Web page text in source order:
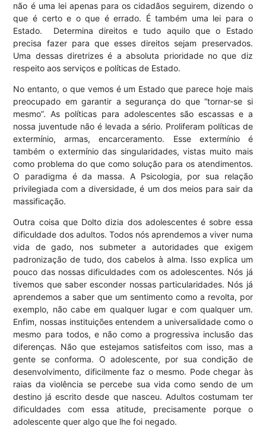
não é uma lei apenas para os cidadãos seguirem, dizendo o
que é certo e o que é errado. É também uma lei para o
Estado. Determina direitos e tudo aquilo que o Estado
precisa fazer para que esses direitos sejam preservados.
Uma dessas diretrizes é a absoluta prioridade no que diz
respeito aos serviços e políticas de Estado.
No entanto, o que vemos é um Estado que parece hoje mais
preocupado em garantir a segurança do que “tornar-se si
mesmo”. As políticas para adolescentes são escassas e a
nossa juventude não é levada a sério. Proliferam políticas de
extermínio, armas, encarceramento. Esse extermínio é
também o extermínio das singularidades, vistas muito mais
como problema do que como solução para os atendimentos.
O paradigma é da massa. A Psicologia, por sua relação
privilegiada com a diversidade, é um dos meios para sair da
massificação.
Outra coisa que Dolto dizia dos adolescentes é sobre essa
dificuldade dos adultos. Todos nós aprendemos a viver numa
vida de gado, nos submeter a autoridades que exigem
padronização de tudo, dos cabelos à alma. Isso explica um
pouco das nossas dificuldades com os adolescentes. Nós já
tivemos que saber esconder nossas particularidades. Nós já
aprendemos a saber que um sentimento como a revolta, por
exemplo, não cabe em qualquer lugar e com qualquer um.
Enfim, nossas instituições entendem a universalidade como o
mesmo para todos, e não como a progressiva inclusão das
diferenças. Não que estejamos satisfeitos com isso, mas a
gente se conforma. O adolescente, por sua condição de
desenvolvimento, dificilmente faz o mesmo. Pode chegar às
raias da violência se percebe sua vida como sendo de um
destino já escrito desde que nasceu. Adultos costumam ter
dificuldades com essa atitude, precisamente porque o
adolescente quer algo que lhe foi negado.